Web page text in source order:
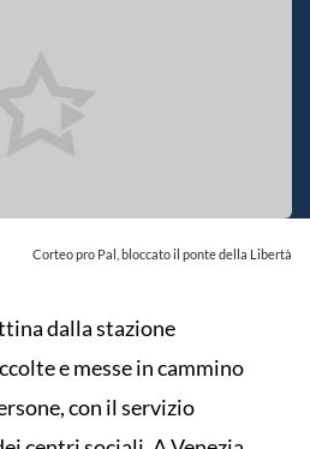
Corteo pro Pal, bloccato il ponte della Libertà
dalla stazione
e messe in cammino
con il servizio